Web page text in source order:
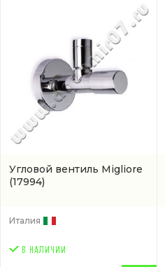
Угловой вентиль Migliore
(17994)
Италия